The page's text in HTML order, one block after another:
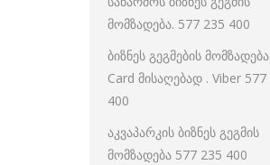
მომზადება. 577 235 400
ბიზნეს გეგმების
Card მისაღებად . Viber 577
400
აკვაპარკის ბიზნეს გეგმის
მომზადება 577 235 400